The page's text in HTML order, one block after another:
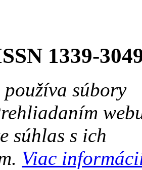
1339-
používa súbory
súhlas s ich
Viac